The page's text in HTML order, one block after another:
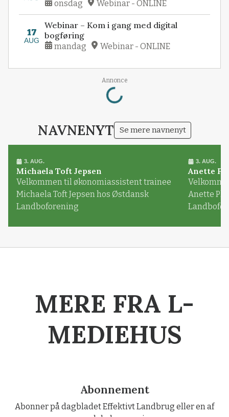
onsdag Webinar - ONLINE
17
AUG
Webinar – Kom i gang med digital
bogføring
mandag Webinar - ONLINE
Annonce
Loading...
NAVNENYT Se mere navnenyt
3. AUG.
Michaela Toft Jepsen
Velkommen til økonomiassistent trainee
Michaela Toft Jepsen hos Østdansk
Landboforening
3. AUG.
Anette
Anette
MERE FRA L-
MEDIEHUS
Abonnement
Abonner på dagbladet Effektivt Landbrug eller en af